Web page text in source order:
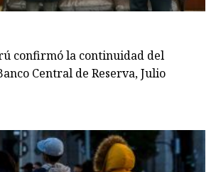
confirmó la continuidad del
Central de Reserva, Julio